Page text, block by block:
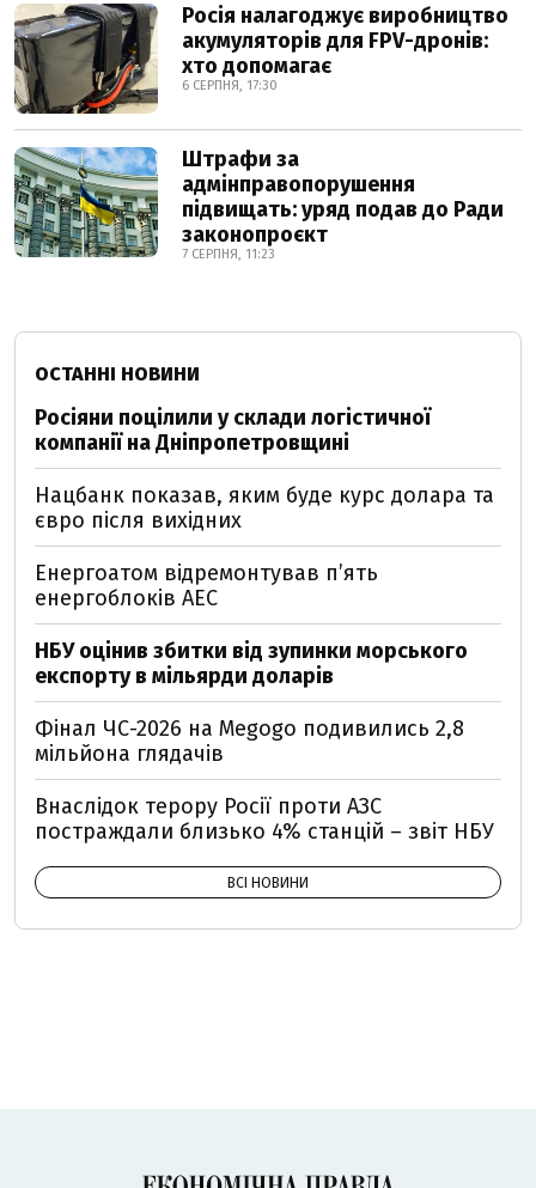
Росія налагоджує виробництво
акумуляторів для FPV-дронів:
хто допомагає
6 СЕРПНЯ, 17:30
Штрафи за
адмінправопорушення
підвищать: уряд подав до Ради
законопроєкт
7 СЕРПНЯ, 11:23
ОСТАННІ НОВИНИ
Росіяни поцілили у склади логістичної
компанії на Дніпропетровщині
Нацбанк показав, яким буде курс долара та
євро після вихідних
Енергоатом відремонтував п’ять
енергоблоків АЕС
НБУ оцінив збитки від зупинки морського
експорту в мільярди доларів
Фінал ЧС-2026 на Megogo подивились 2,8
мільйона глядачів
Внаслідок терору Росії проти АЗС
постраждали близько 4% станцій – звіт НБУ
ВСІ НОВИНИ